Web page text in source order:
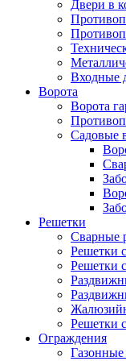
Двери в
Входные
Ворота
Ворота
Садовые
Решетки
Сварные
Решетки
Решетки
Решетки
Ограждения